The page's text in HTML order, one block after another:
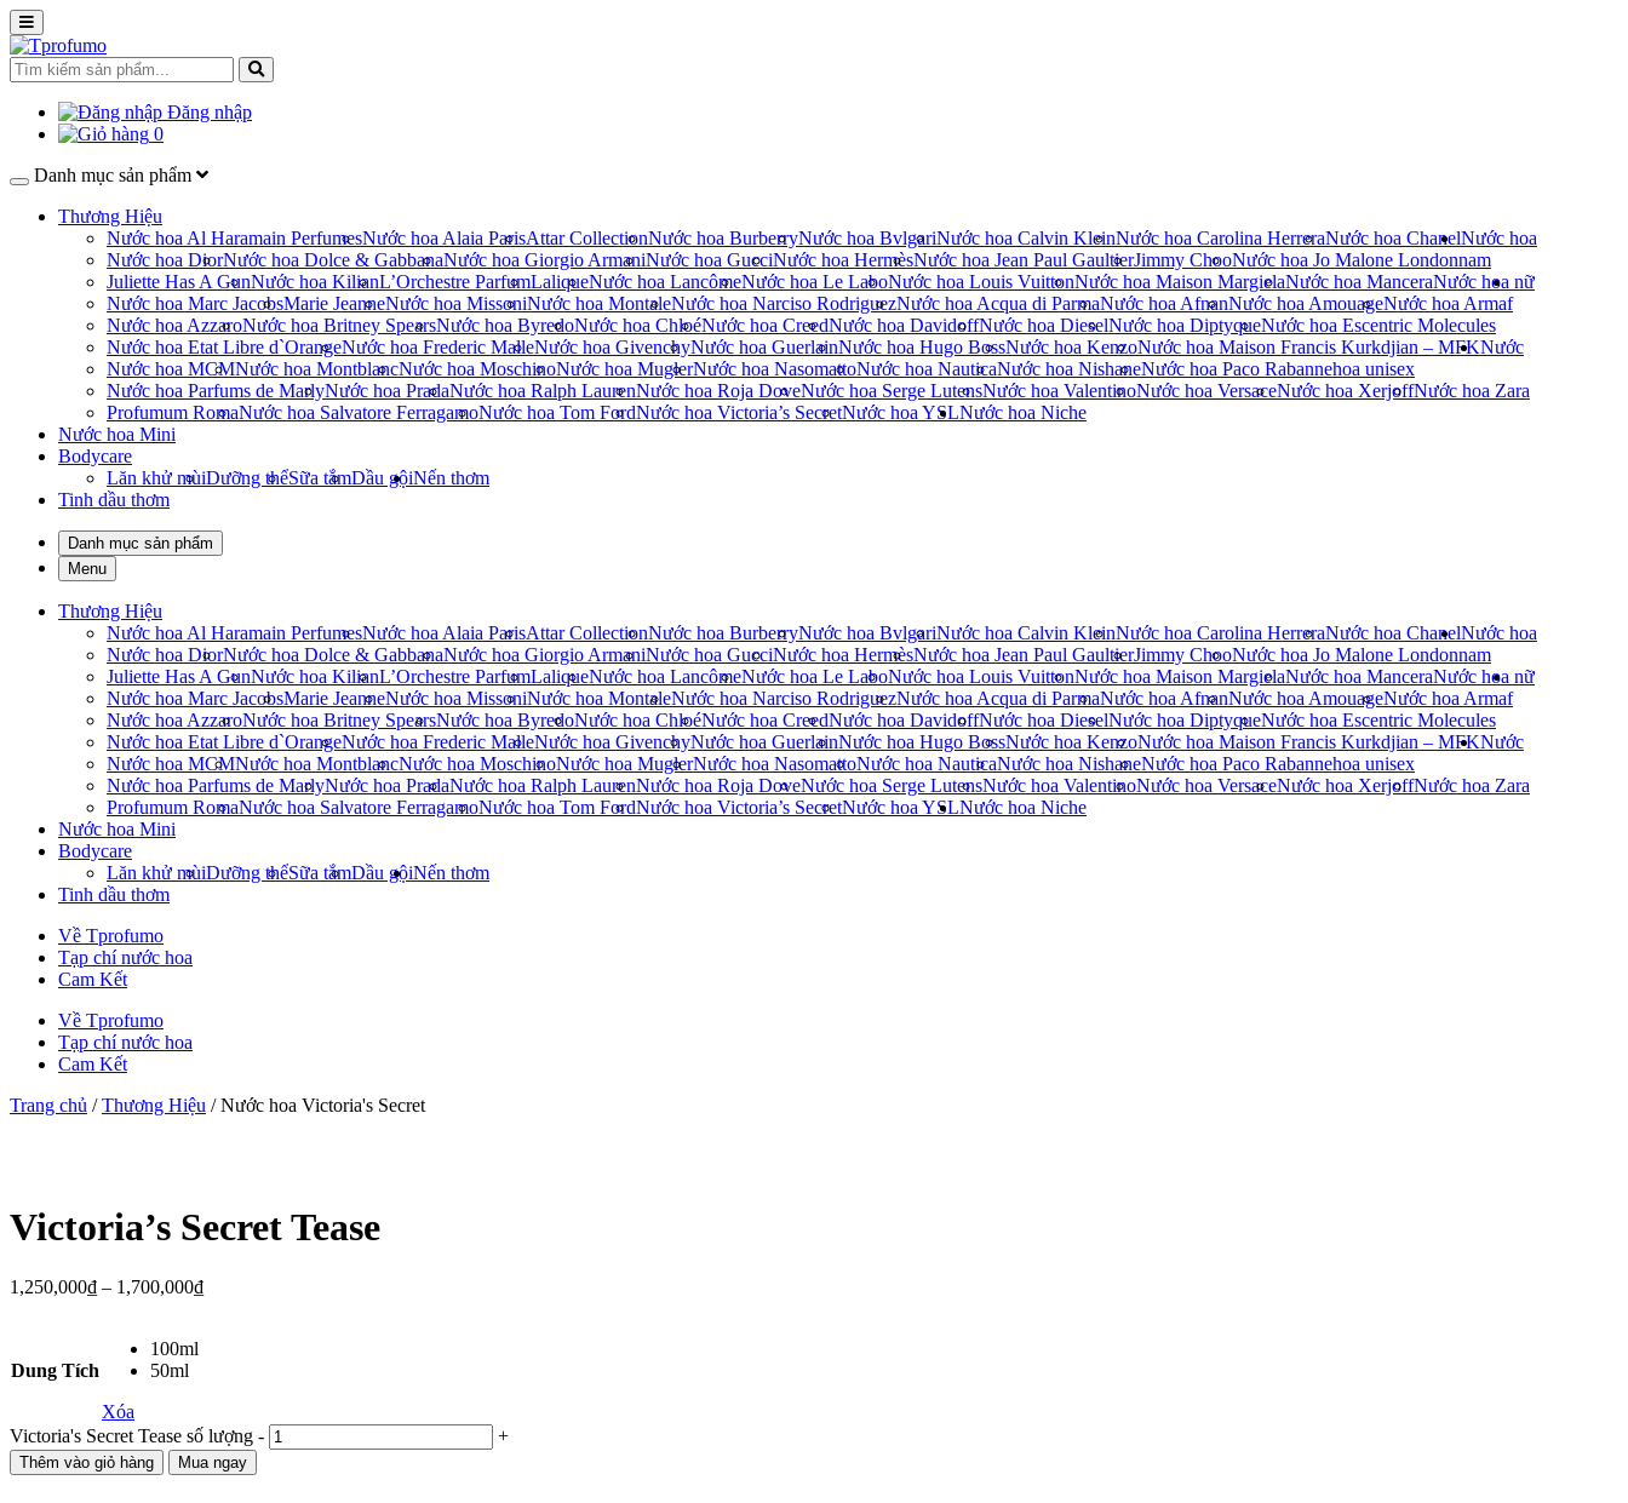
Đăng nhập
0
Danh mục sản phẩm
Thương Hiệu
Nước hoa Al Haramain PerfumesNước hoa Alaia ParisAttar CollectionNước hoa BurberryNước hoa BvlgariNước hoa Calvin KleinNước hoa Carolina HerreraNước hoa Chanel
Nước hoa DiorNước hoa Dolce & GabbanaNước hoa Giorgio ArmaniNước hoa GucciNước hoa HermèsNước hoa Jean Paul GaultierJimmy ChooNước hoa Jo Malone London
Juliette Has A GunNước hoa KilianL’Orchestre ParfumLaliqueNước hoa LancômeNước hoa Le LaboNước hoa Louis VuittonNước hoa Maison MargielaNước hoa Mancera
Nước hoa Marc JacobsMarie JeanneNước hoa MissoniNước hoa MontaleNước hoa Narciso RodriguezNước hoa Acqua di ParmaNước hoa AfnanNước hoa AmouageNước hoa Armaf
Nước hoa AzzaroNước hoa Britney SpearsNước hoa ByredoNước hoa ChloéNước hoa CreedNước hoa DavidoffNước hoa DieselNước hoa DiptyqueNước hoa Escentric Molecules
Nước hoa Etat Libre d`OrangeNước hoa Frederic MalleNước hoa GivenchyNước hoa GuerlainNước hoa Hugo BossNước hoa KenzoNước hoa Maison Francis Kurkdjian – MFK
Nước hoa MCMNước hoa MontblancNước hoa MoschinoNước hoa MuglerNước hoa NasomattoNước hoa NauticaNước hoa NishaneNước hoa Paco Rabanne
Nước hoa Parfums de MarlyNước hoa PradaNước hoa Ralph LaurenNước hoa Roja DoveNước hoa Serge LutensNước hoa ValentinoNước hoa VersaceNước hoa XerjoffNước hoa Zara
Profumum RomaNước hoa Salvatore FerragamoNước hoa Tom FordNước hoa Victoria’s SecretNước hoa YSL
Nước hoa
nam
Nước hoa nữ
Nước
hoa unisex
Nước hoa Niche
Nước hoa Mini
Bodycare
Lăn khử mùiDưỡng thểSữa tắmDầu gộiNến thơm
Tinh dầu thơm
Danh mục sản phẩm
Menu
Thương Hiệu
Nước hoa Al Haramain PerfumesNước hoa Alaia ParisAttar CollectionNước hoa BurberryNước hoa BvlgariNước hoa Calvin KleinNước hoa Carolina HerreraNước hoa Chanel
Nước hoa DiorNước hoa Dolce & GabbanaNước hoa Giorgio ArmaniNước hoa GucciNước hoa HermèsNước hoa Jean Paul GaultierJimmy ChooNước hoa Jo Malone London
Juliette Has A GunNước hoa KilianL’Orchestre ParfumLaliqueNước hoa LancômeNước hoa Le LaboNước hoa Louis VuittonNước hoa Maison MargielaNước hoa Mancera
Nước hoa Marc JacobsMarie JeanneNước hoa MissoniNước hoa MontaleNước hoa Narciso RodriguezNước hoa Acqua di ParmaNước hoa AfnanNước hoa AmouageNước hoa Armaf
Nước hoa AzzaroNước hoa Britney SpearsNước hoa ByredoNước hoa ChloéNước hoa CreedNước hoa DavidoffNước hoa DieselNước hoa DiptyqueNước hoa Escentric Molecules
Nước hoa Etat Libre d`OrangeNước hoa Frederic MalleNước hoa GivenchyNước hoa GuerlainNước hoa Hugo BossNước hoa KenzoNước hoa Maison Francis Kurkdjian – MFK
Nước hoa MCMNước hoa MontblancNước hoa MoschinoNước hoa MuglerNước hoa NasomattoNước hoa NauticaNước hoa NishaneNước hoa Paco Rabanne
Nước hoa Parfums de MarlyNước hoa PradaNước hoa Ralph LaurenNước hoa Roja DoveNước hoa Serge LutensNước hoa ValentinoNước hoa VersaceNước hoa XerjoffNước hoa Zara
Profumum RomaNước hoa Salvatore FerragamoNước hoa Tom FordNước hoa Victoria’s SecretNước hoa YSL
Nước hoa
nam
Nước hoa nữ
Nước
hoa unisex
Nước hoa Niche
Nước hoa Mini
Bodycare
Lăn khử mùiDưỡng thểSữa tắmDầu gộiNến thơm
Tinh dầu thơm
Về Tprofumo
Tạp chí nước hoa
Cam Kết
Về Tprofumo
Tạp chí nước hoa
Cam Kết
Trang chủ /Thương Hiệu / Nước hoa Victoria's Secret
Victoria’s Secret Tease
1,250,000₫ – 1,700,000₫
Dung Tích
100ml
50ml
Xóa
Victoria's Secret Tease số lượng - +
Thêm vào giỏ hàng Mua ngay